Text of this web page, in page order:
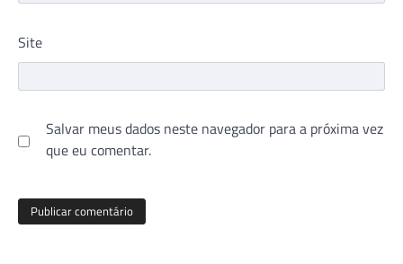
Site
Salvar meus dados neste navegador para a próxima vez
que eu comentar.